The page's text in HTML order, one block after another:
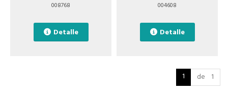
008768
Detalle
004608
Detalle
1 de 1